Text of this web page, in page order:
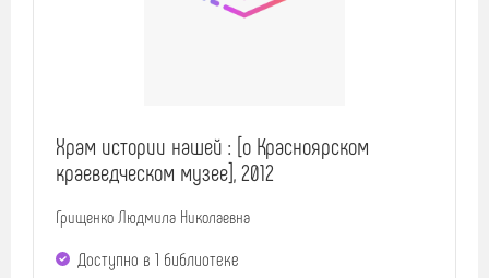
Храм истории нашей : [о Красноярском
краеведческом музее], 2012
Грищенко Людмила Николаевна
Доступно в 1 библиотекe